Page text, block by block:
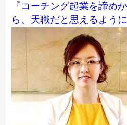
『コーチング起業を諦め
ら、天職だと思えるよう